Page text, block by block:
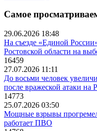
Самое
29.06.2026 18:48
На съезде «Единой
Ростовской области на
16459
27.07.2026 11:11
До восьми человек
после вражеской атаки на
14773
25.07.2026 03:50
Мощные взрывы
работает ПВО